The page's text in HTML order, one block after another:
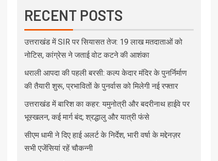
RECENT POSTS
उत्तराखंड में SIR पर सियासत तेज: 19 लाख मतदाताओं को
नोटिस, कांग्रेस ने जताई वोट कटने की आशंका
धराली आपदा की पहली बरसी: कल्प केदार मंदिर के पुनर्निर्माण
की तैयारी शुरू, प्रभावितों के पुनर्वास को मिलेगी नई रफ्तार
उत्तराखंड में बारिश का कहर: यमुनोत्री और बदरीनाथ हाईवे पर
भूस्खलन, कई मार्ग बंद; श्रद्धालु और यात्री फंसे
सीएम धामी ने दिए हाई अलर्ट के निर्देश, भारी वर्षा के मद्देनज़र
सभी एजेंसियां रहें चौकन्नी